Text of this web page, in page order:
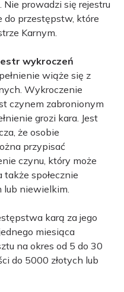
. Nie prowadzi się rejestru
przestępstw, które
Karnym.
wykroczeń
wiąże się z
Wykroczenie
czynem zabronionym
grozi kara. Jest
że osobie
przypisać
czynu, który może
społecznie
niewielkim.
karą za jego
miesiąca
na okres od 5 do 30
do 5000 złotych lub